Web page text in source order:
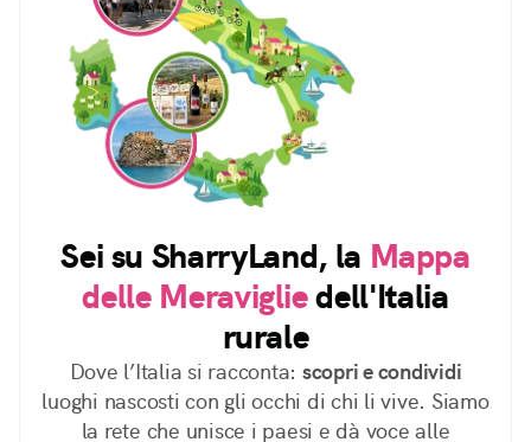
Sei su SharryLand, la Mappa
delle Meravigliedell'Italia
rurale
Dove l’Italia si racconta: scopri e condividi
luoghi nascosti con gli occhi di chi li vive. Siamo
la rete che unisce i paesi e dà voce alle